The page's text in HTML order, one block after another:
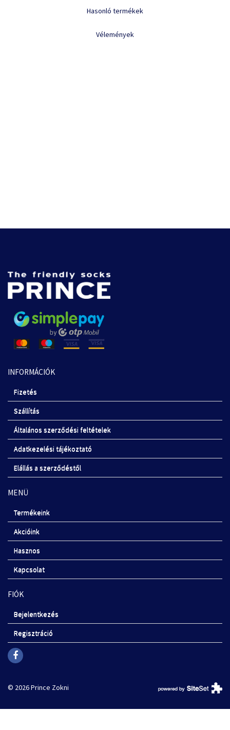
Hasonló termékek
Vélemények
INFORMÁCIÓK
Fizetés
Szállítás
Általános szerződési feltételek
Adatkezelési tájékoztató
Elállás a szerződéstől
MENÜ
Termékeink
Akcióink
Hasznos
Kapcsolat
FIÓK
Bejelentkezés
Regisztráció
© 2026 Prince Zokni